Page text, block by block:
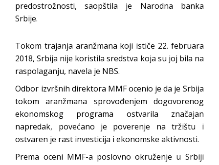
predostrožnosti, saopštila je Narodna banka
Srbije.
Tokom trajanja aranžmana koji ističe 22. februara
2018, Srbija nije koristila sredstva koja su joj bila na
raspolaganju, navela je NBS.
Odbor izvršnih direktora MMF ocenio je da je Srbija
tokom aranžmana sprovođenjem dogovorenog
ekonomskog programa ostvarila značajan
napredak, povećano je poverenje na tržištu i
ostvaren je rast investicija i ekonomske aktivnosti.
Prema oceni MMF-a poslovno okruženje u Srbiji